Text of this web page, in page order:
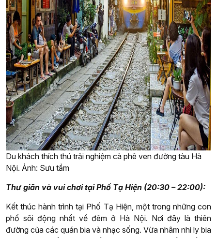
Du khách thích thú trải nghiệm cà phê ven đường tàu Hà
Nội. Ảnh: Sưu tầm
Thư giãn và vui chơi tại Phố Tạ Hiện (20:30 – 22:00):
Kết thúc hành trình tại Phố Tạ Hiện, một trong những con
phố sôi động nhất về đêm ở Hà Nội. Nơi đây là thiên
đường của các quán bia và nhạc sống. Vừa nhâm nhi ly bia